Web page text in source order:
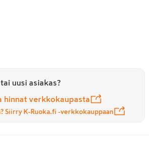
uusi asiakas?
hinnat verkkokaupasta
Siirry K-Ruoka.fi -verkkokauppaan